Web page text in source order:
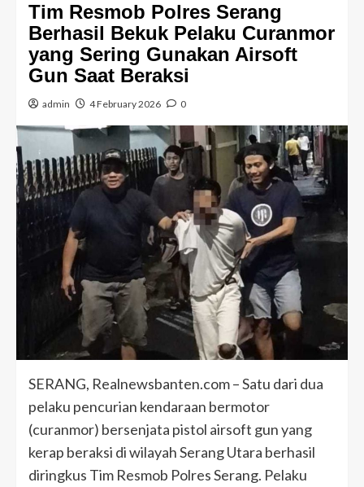
Tim Resmob Polres Serang
Berhasil Bekuk Pelaku Curanmor
yang Sering Gunakan Airsoft
Gun Saat Beraksi
admin 4 February 2026 0
SERANG, Realnewsbanten.com – Satu dari dua
pelaku pencurian kendaraan bermotor
(curanmor) bersenjata pistol airsoft gun yang
kerap beraksi di wilayah Serang Utara berhasil
diringkus Tim Resmob Polres Serang. Pelaku